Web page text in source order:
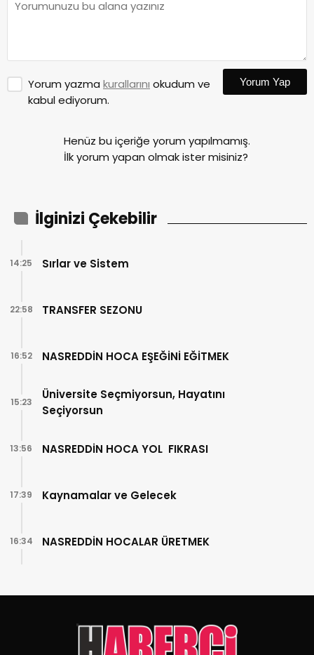
Yorum yazma kurallarını okudum ve
kabul ediyorum.
Yorum Yap
Henüz bu içeriğe yorum yapılmamış.
İlk yorum yapan olmak ister misiniz?
İlginizi Çekebilir
Sırlar ve Sistem
14:25
TRANSFER SEZONU
22:58
NASREDDİN HOCA EŞEĞİNİ EĞİTMEK
16:52
Üniversite Seçmiyorsun, Hayatını
Seçiyorsun
15:23
NASREDDİN HOCA YOL FIKRASI
13:56
Kaynamalar ve Gelecek
17:39
NASREDDİN HOCALAR ÜRETMEK
16:34